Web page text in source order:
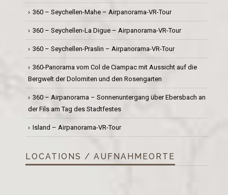
360 – Seychellen-Mahe – Airpanorama-VR-Tour
360 – Seychellen-La Digue – Airpanorama-VR-Tour
360 – Seychellen-Praslin – Airpanorama-VR-Tour
360-Panorama vom Col de Ciampac mit Aussicht auf die
Bergwelt der Dolomiten und den Rosengarten
360 – Airpanorama – Sonnenuntergang über Ebersbach an
der Fils am Tag des Stadtfestes
Island – Airpanorama-VR-Tour
LOCATIONS / AUFNAHMEORTE